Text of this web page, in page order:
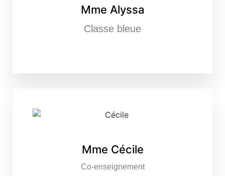
Mme Alyssa
Classe bleue
Mme Cécile
Co-enseignement